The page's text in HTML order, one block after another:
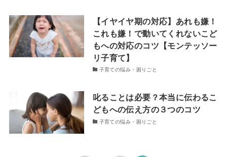
【イヤイヤ期の対応】あれも嫌！
これも嫌！で動いてくれないこど
もへの対応のコツ【モンテッソー
リ子育て】
子育ての悩み・困りごと
叱ることは必要？本当に伝わるこ
どもへの伝え方の３つのコツ
子育ての悩み・困りごと